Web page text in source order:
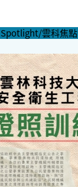
Spotlight/雲科焦點